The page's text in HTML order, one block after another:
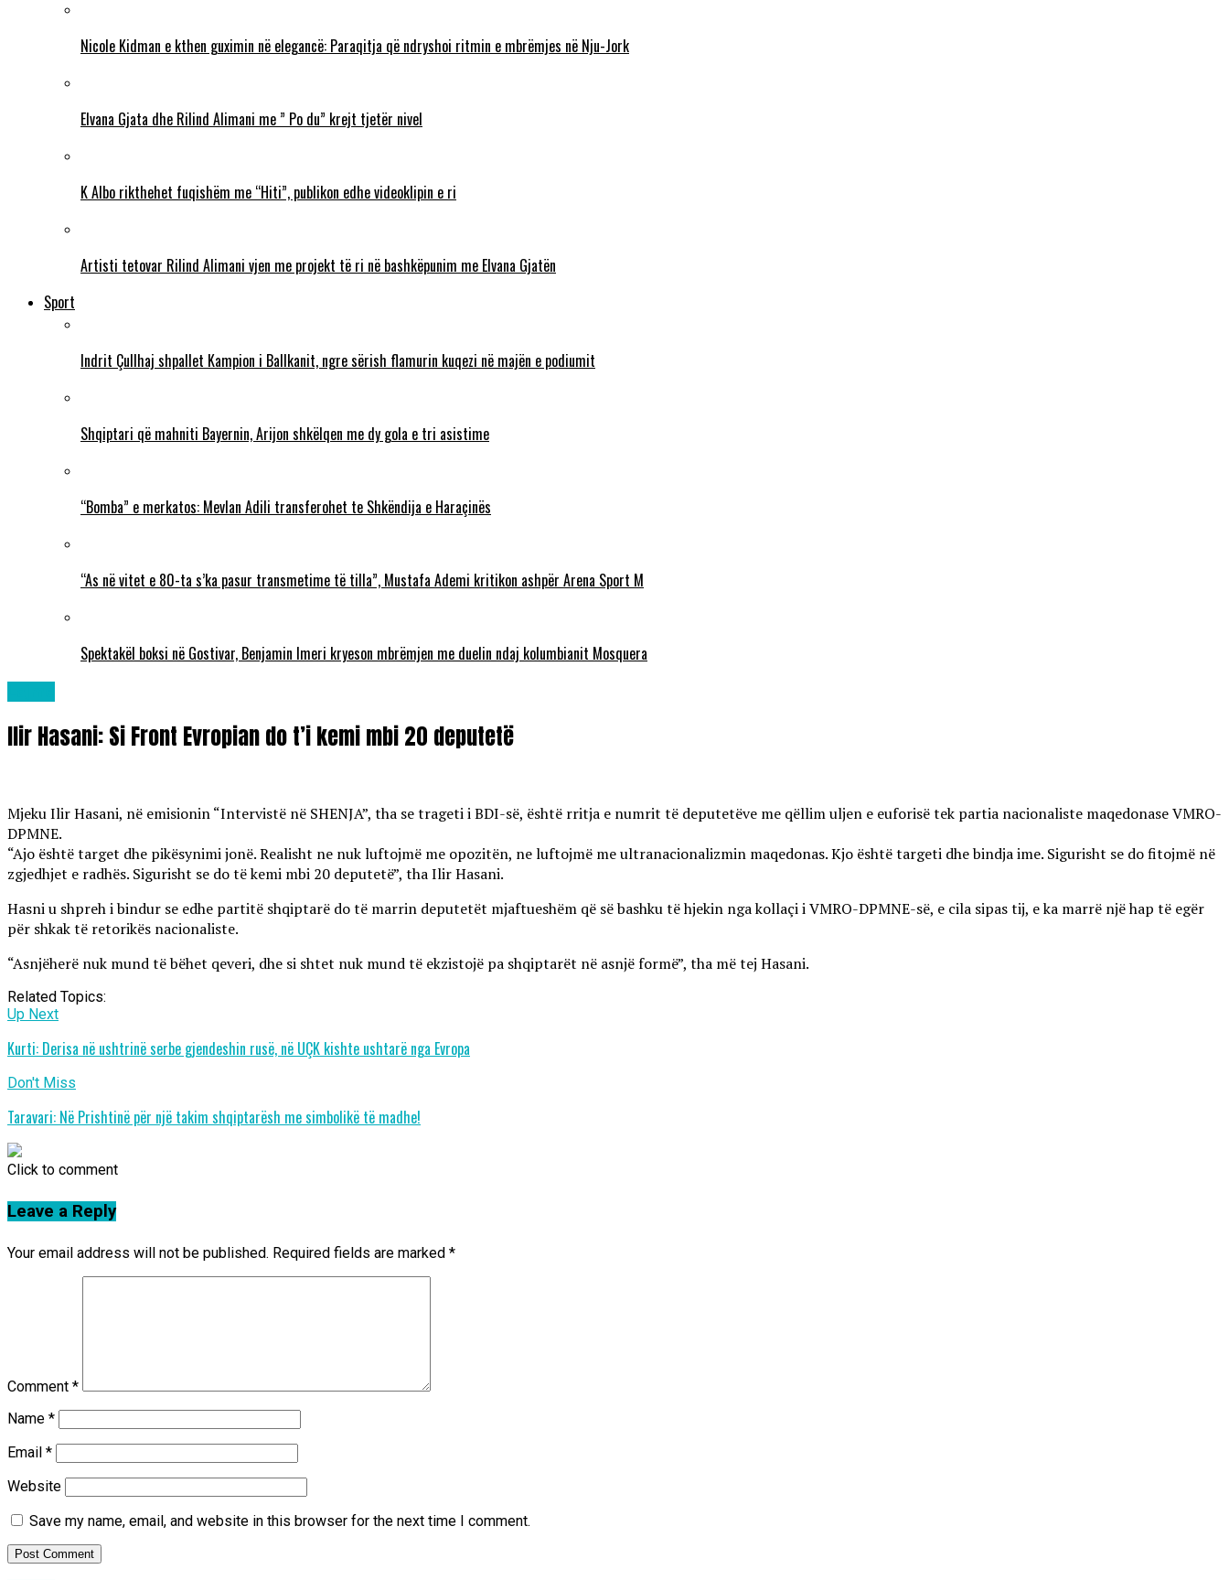
Nicole Kidman e kthen guximin në elegancë: Paraqitja që ndryshoi ritmin e mbrëmjes në Nju-Jork
Elvana Gjata dhe Rilind Alimani me ” Po du” krejt tjetër nivel
K Albo rikthehet fuqishëm me “Hiti”, publikon edhe videoklipin e ri
Artisti tetovar Rilind Alimani vjen me projekt të ri në bashkëpunim me Elvana Gjatën
Sport
Indrit Çullhaj shpallet Kampion i Ballkanit, ngre sërish flamurin kuqezi në majën e podiumit
Shqiptari që mahniti Bayernin, Arijon shkëlqen me dy gola e tri asistime
“Bomba” e merkatos: Mevlan Adili transferohet te Shkëndija e Haraçinës
“As në vitet e 80-ta s’ka pasur transmetime të tilla”, Mustafa Ademi kritikon ashpër Arena Sport M
Spektakël boksi në Gostivar, Benjamin Imeri kryeson mbrëmjen me duelin ndaj kolumbianit Mosquera
Ilir Hasani: Si Front Evropian do t’i kemi mbi 20 deputetë
Mjeku Ilir Hasani, në emisionin “Intervistë në SHENJA”, tha se trageti i BDI-së, është rritja e numrit të deputetëve me qëllim uljen e euforisë tek partia nacionaliste maqedonase VMRO-
DPMNE.
“Ajo është target dhe pikësynimi jonë. Realisht ne nuk luftojmë me opozitën, ne luftojmë me ultranacionalizmin maqedonas. Kjo është targeti dhe bindja ime. Sigurisht se do fitojmë në
zgjedhjet e radhës. Sigurisht se do të kemi mbi 20 deputetë”, tha Ilir Hasani.
Hasni u shpreh i bindur se edhe partitë shqiptarë do të marrin deputetët mjaftueshëm që së bashku të hjekin nga kollaçi i VMRO-DPMNE-së, e cila sipas tij, e ka marrë një hap të egër
për shkak të retorikës nacionaliste.
“Asnjëherë nuk mund të bëhet qeveri, dhe si shtet nuk mund të ekzistojë pa shqiptarët në asnjë formë”, tha më tej Hasani.
Related Topics:
Up Next
Kurti: Derisa në ushtrinë serbe gjendeshin rusë, në UÇK kishte ushtarë nga Evropa
Don't Miss
Taravari: Në Prishtinë për një takim shqiptarësh me simbolikë të madhe!
Click to comment
Leave a Reply
Your email address will not be published. Required fields are marked *
Comment *
Name *
Email *
Website
Save my name, email, and website in this browser for the next time I comment.